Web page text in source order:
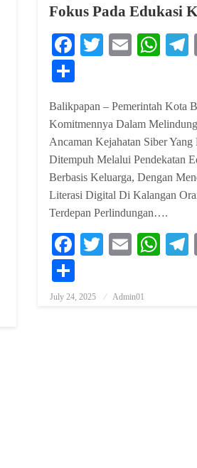
Fokus Pada Edukasi
Facebook
Twitter
Email
Share
Balikpapan – Pemerintah Kota
Komitmennya Dalam
Ancaman Kejahatan Siber
Ditempuh Melalui Pendekatan
Berbasis Keluarga, Dengan
Literasi Digital Di Kalangan
Terdepan Perlindungan….
Facebook
Twitter
Email
Share
Posted On
July 24, 2025 Admin01